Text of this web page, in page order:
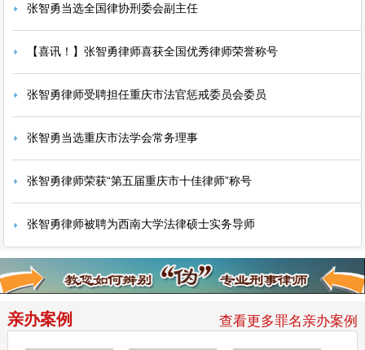
张智勇当选全国律协刑委会副主任
【喜讯！】张智勇律师喜获全国优秀律师荣誉称号
张智勇律师受聘担任重庆市法官惩戒委员会委员
张智勇当选重庆市法学会常务理事
张智勇律师荣获“第五届重庆市十佳律师”称号
张智勇律师被聘为西南大学法律硕士实务导师
亲办案例 查看更多罪名亲办案例